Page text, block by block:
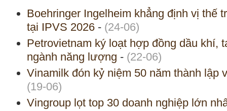
Boehringer Ingelheim khẳng định vị thế
tại IPVS 2026 - (24-06)
Petrovietnam ký loạt hợp đồng dầu khí,
ngành năng lượng - (22-06)
Vinamilk đón kỷ niệm 50 năm thành lập
(19-06)
Vingroup lọt top 30 doanh nghiệp lớn